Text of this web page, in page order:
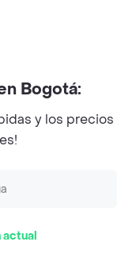
reserved.
Bogotá:
y los precios
actual